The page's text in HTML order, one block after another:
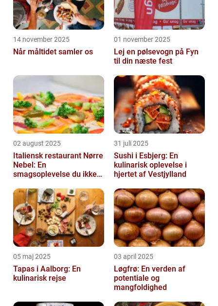
14 november 2025
Når måltidet samler os
01 november 2025
Lej en pølsevogn på Fyn
til din næste fest
02 august 2025
Italiensk restaurant Nørre
Nebel: En
smagsoplevelse du ikke
31 juli 2025
Sushi i Esbjerg: En
kulinarisk oplevelse i
hjertet af Vestjylland
05 maj 2025
Tapas i Aalborg: En
kulinarisk rejse
03 april 2025
Løgfrø: En verden af
potentiale og
mangfoldighed